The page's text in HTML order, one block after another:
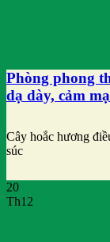
Phòng phong
dạ dày, cảm
Cây hoắc hương
súc
20
Th12